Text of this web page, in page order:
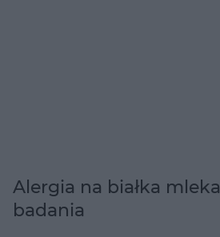
Alergia na białka
badania